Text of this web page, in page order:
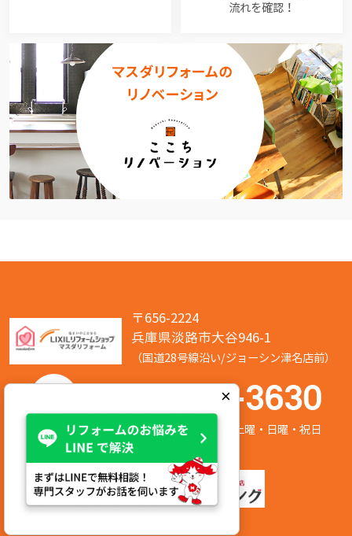
流れを確認！
〒656-2224
兵庫県淡路市大谷946-1
（国道28号線沿い/ジョーシン津名店前）
050-7586-3630
営業時間:8:00～17:00 定休日:第2/第4土曜・日曜・祝日
×